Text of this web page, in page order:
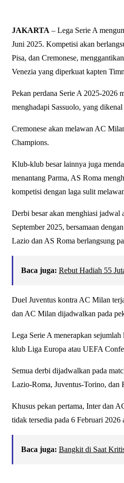
JAKARTA – Lega Serie A
Juni 2025. Kompetisi akan
Pisa, dan Cremonese,
Venezia yang diperkuat kapten
Pekan perdana Serie A 2025-2026
menghadapi Sassuolo, yang
Cremonese akan melawan AC
Champions.
Klub-klub besar lainnya juga
menantang Parma, AS Roma
kompetisi dengan laga sulit
Derbi besar akan menghiasi jadwal
September 2025, bersamaan
Lazio dan AS Roma berlangsung
Baca juga: Rebut Hadiah 55
Duel Juventus kontra AC Milan
dan AC Milan dijadwalkan pada
Lega Serie A menerapkan
klub Liga Europa atau UEFA
Semua derbi dijadwalkan pada
Lazio-Roma, Juventus-Torino, dan
Khusus pekan pertama, Inter dan
tidak tersedia pada 6 Februari
Baca juga: Bangkit di Saat